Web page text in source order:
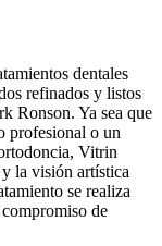
dentales
refinados y listos
Ronson. Ya sea que
profesional o un
Vitrin
la visión artística
se realiza
de